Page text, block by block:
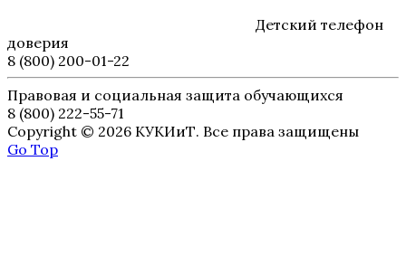
Детский телефон
доверия
8 (800) 200-01-22
Правовая и социальная защита обучающихся
8 (800) 222-55-71
Copyright © 2026 КУКИиТ. Все права защищены
Go Top